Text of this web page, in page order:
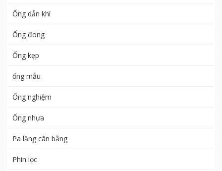
Ống dẫn khí
Ống đong
Ống kẹp
ống mẫu
Ống nghiệm
Ống nhựa
Pa lăng cân bằng
Phin lọc